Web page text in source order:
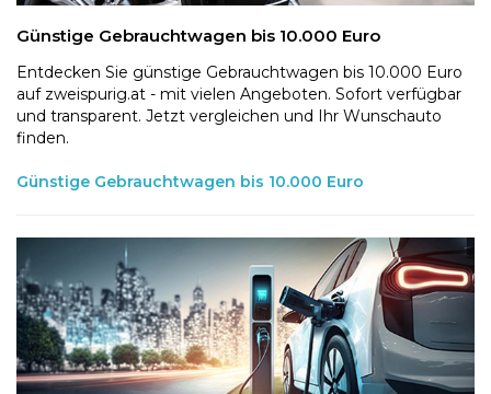
Günstige Gebrauchtwagen bis 10.000 Euro
Entdecken Sie günstige Gebrauchtwagen bis 10.000 Euro
auf zweispurig.at - mit vielen Angeboten. Sofort verfügbar
und transparent. Jetzt vergleichen und Ihr Wunschauto
finden.
Günstige Gebrauchtwagen bis 10.000 Euro